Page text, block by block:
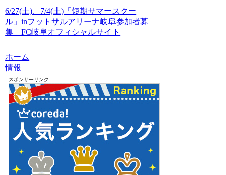
6/27(土)、7/4(土)「短期サマースクー
ル」inフットサルアリーナ岐阜参加者募
集 – FC岐阜オフィシャルサイト
ホーム
情報
スポンサーリンク